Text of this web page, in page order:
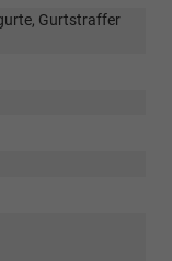
Gurtstraffer